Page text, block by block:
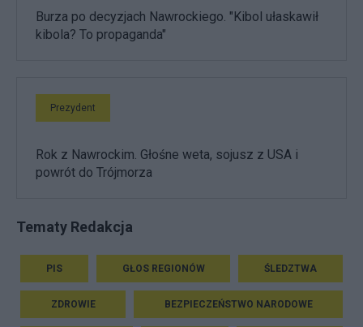
Burza po decyzjach Nawrockiego. "Kibol ułaskawił
kibola? To propaganda"
Prezydent
Rok z Nawrockim. Głośne weta, sojusz z USA i
powrót do Trójmorza
Tematy Redakcja
PIS GŁOS REGIONÓW ŚLEDZTWA
ZDROWIE BEZPIECZEŃSTWO NARODOWE